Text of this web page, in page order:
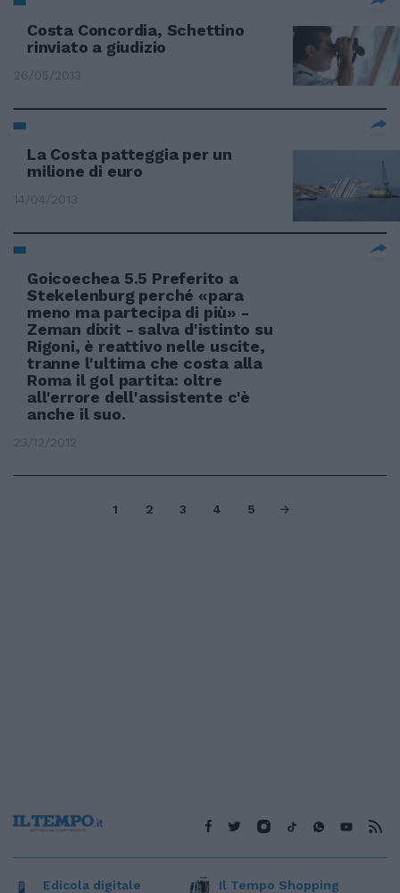
Costa Concordia, Schettino
rinviato a giudizio
26/05/2013
La Costa patteggia per un
milione di euro
14/04/2013
Goicoechea 5.5 Preferito a
Stekelenburg perché «para
meno ma partecipa di più» -
Zeman dixit - salva d'istinto su
Rigoni, è reattivo nelle uscite,
tranne l'ultima che costa alla
Roma il gol partita: oltre
all'errore dell'assistente c'è
anche il suo.
23/12/2012
1 2 3 4 5
Edicola digitale Il Tempo Shopping